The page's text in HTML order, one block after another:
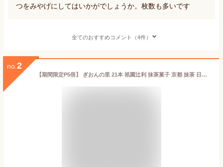
つをみやげにしてはいかがでしょうか。枚数も多いです
全てのおすすめコメント（4件）
no. 2
【期間限定P5倍】 ぎおんの里 21本 祇園辻利 抹茶菓子 京都 抹茶 日本茶 お茶菓子 茶菓子 お菓子 菓子 和菓子 洋菓子 焼き菓子 せんべい 煎餅 クッキー 京都菓子 スイーツ 和スイーツ 個包装 小分け 高級 和風 京都土産 ギフト プレゼント 贈り物 お取り寄せ